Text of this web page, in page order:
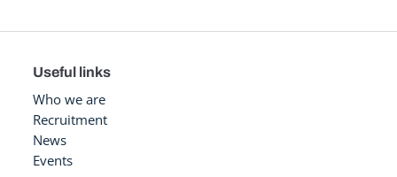
Useful links
Who we are
Recruitment
News
Events